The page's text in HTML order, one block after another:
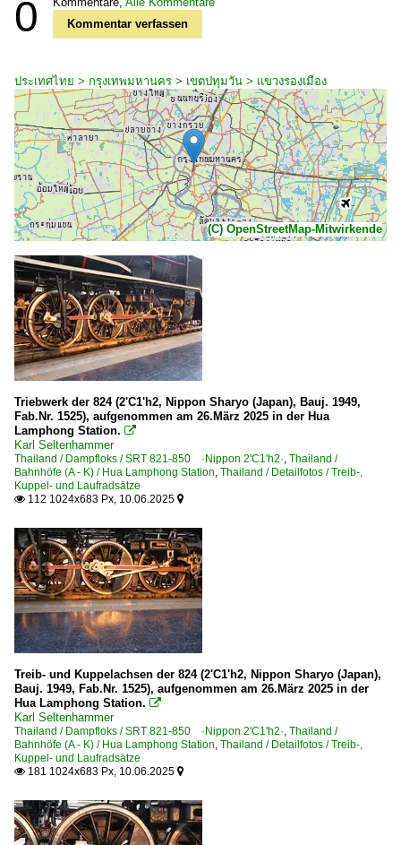
0
Kommentar verfassen
ประเทศไทย > กรุงเทพมหานคร > เขตปทุมวัน > แขวงรองเมือง
(C) OpenStreetMap-Mitwirkende
Triebwerk der 824 (2'C1'h2, Nippon Sharyo (Japan), Bauj. 1949,
Fab.Nr. 1525), aufgenommen am 26.März 2025 in der Hua
Lamphong Station. 
Karl Seltenhammer
Thailand / Dampfloks / SRT 821-850 ·Nippon 2'C1'h2·, Thailand /
Bahnhöfe (A - K) / Hua Lamphong Station, Thailand / Detailfotos / Treib-,
Kuppel- und Laufradsätze
 112 1024x683 Px, 10.06.2025 
Treib- und Kuppelachsen der 824 (2'C1'h2, Nippon Sharyo (Japan),
Bauj. 1949, Fab.Nr. 1525), aufgenommen am 26.März 2025 in der
Hua Lamphong Station. 
Karl Seltenhammer
Thailand / Dampfloks / SRT 821-850 ·Nippon 2'C1'h2·, Thailand /
Bahnhöfe (A - K) / Hua Lamphong Station, Thailand / Detailfotos / Treib-,
Kuppel- und Laufradsätze
 181 1024x683 Px, 10.06.2025 